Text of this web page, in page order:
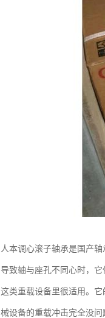
人本调心滚子轴承是国产
导致轴与座孔不同心时，
这类重载设备里很适用。
械设备的重载冲击完全没